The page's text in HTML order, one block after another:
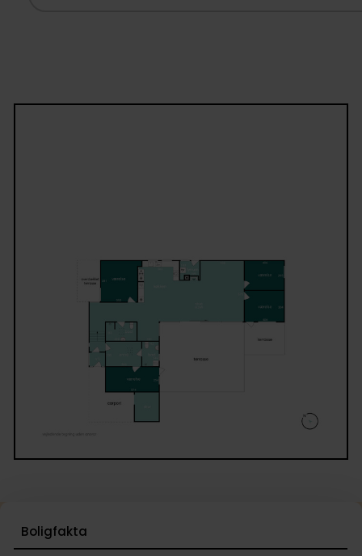
moderne badeværelser, der giver god plads til hele
Udendørs venter en dejlig have og en stor terrasse,
hvor sommerens mange timer kan nydes i private
rolige omgivelser. Endvidere carport og gode
depotmuligheder,
Boligfakta